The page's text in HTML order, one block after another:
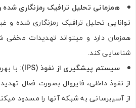
همزمانی تحلیل ترافیک رمزنگاری‌ شده
توانایی تحلیل ترافیک رمزنگاری‌ شده و
شناسایی کند.
سیستم پیشگیری از نفوذ (IPS)
: با
از نفوذ داخلی، فایروال بصورت فعال
از آسیبرسانی به شبکه آنها را مسدود